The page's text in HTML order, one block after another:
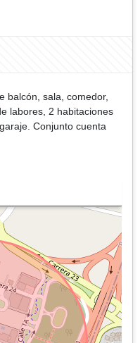
balcón, sala, comedor,
labores, 2 habitaciones
Conjunto cuenta